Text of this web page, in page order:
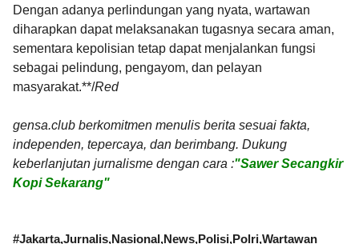
Dengan adanya perlindungan yang nyata, wartawan
diharapkan dapat melaksanakan tugasnya secara aman,
sementara kepolisian tetap dapat menjalankan fungsi
sebagai pelindung, pengayom, dan pelayan
masyarakat.**/Red
gensa.club berkomitmen menulis berita sesuai fakta,
independen, tepercaya, dan berimbang. Dukung
keberlanjutan jurnalisme dengan cara :"Sawer Secangkir
Kopi Sekarang"
#Jakarta Jurnalis Nasional News Polisi Polri Wartawan